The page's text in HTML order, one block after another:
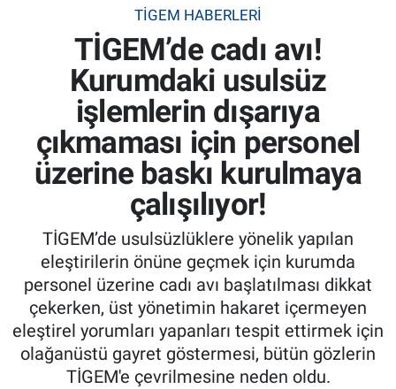
TİGEM HABERLERI
TİGEM’de cadı avı!
Kurumdaki usulsüz
işlemlerin dışarıya
çıkmaması için personel
üzerine baskı kurulmaya
çalışılıyor!
TİGEM’de usulsüzlüklere yönelik yapılan
eleştirilerin önüne geçmek için kurumda
personel üzerine cadı avı başlatılması dikkat
çekerken, üst yönetimin hakaret içermeyen
eleştirel yorumları yapanları tespit ettirmek için
olağanüstü gayret göstermesi, bütün gözlerin
TİGEM'e çevrilmesine neden oldu.
Tarımsal Destekler
Tarım Bakanlığı
TZOB
Tarım Kredi Kooperatifleri
Et fiyatları
Tarım Bilgisi
Yetiştirici Soruyor
Tüm Manşetler
Son Dakika Haberleri
Haber Arşivi